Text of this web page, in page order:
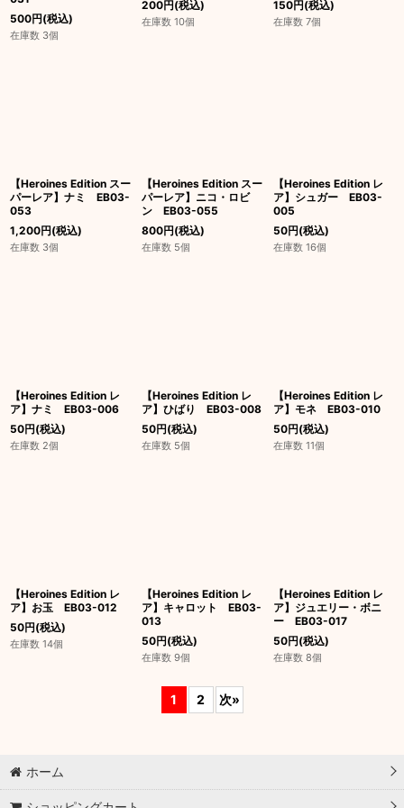
500円(税込)
在庫数 3個
200円(税込)
在庫数 10個
150円(税込)
在庫数 7個
【Heroines Edition スー
パーレア】ナミ EB03-
053
1,200円(税込)
在庫数 3個
【Heroines Edition スー
パーレア】ニコ・ロビ
ン EB03-055
800円(税込)
在庫数 5個
【Heroines Edition レ
ア】シュガー EB03-
005
50円(税込)
在庫数 16個
【Heroines Edition レ
ア】ナミ EB03-006
50円(税込)
在庫数 2個
【Heroines Edition レ
ア】ひばり EB03-008
50円(税込)
在庫数 5個
【Heroines Edition レ
ア】モネ EB03-010
50円(税込)
在庫数 11個
【Heroines Edition レ
ア】お玉 EB03-012
50円(税込)
在庫数 14個
【Heroines Edition レ
ア】キャロット EB03-
013
50円(税込)
在庫数 9個
【Heroines Edition レ
ア】ジュエリー・ボニ
ー EB03-017
50円(税込)
在庫数 8個
1 2 次»
ホーム